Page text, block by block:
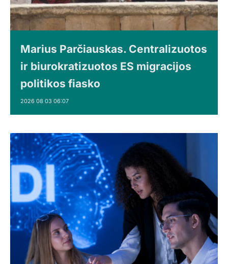
Marius Parčiauskas. Centralizuotos
ir biurokratizuotos ES migracijos
politikos fiasko
2026 08 03 06:07